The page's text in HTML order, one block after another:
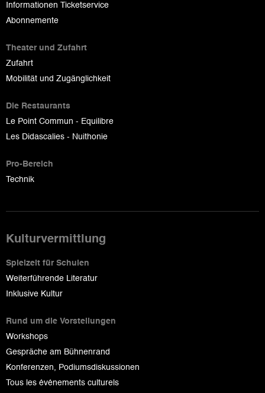
Informationen Ticketservice
Abonnemente
Theater und Zufahrt
Zufahrt
Mobilität und Zugänglichkeit
Die Restaurants
Le Point Commun - Equilibre
Les Didascalies - Nuithonie
Pro-Bereich
Technik
Kulturvermittlung
Spielzeit für Schulen
Weiterführende Literatur
Inklusive Kultur
Rund um die Vorstellungen
Workshops
Gespräche am Bühnenrand
Konferenzen, Podiumsdiskussionen
Tous les événements culturels